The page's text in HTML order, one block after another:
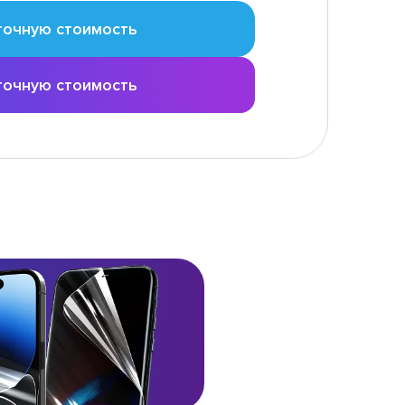
стоимость
стоимость